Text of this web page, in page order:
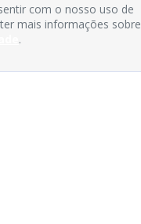
com o nosso uso de
mais informações sobre
.